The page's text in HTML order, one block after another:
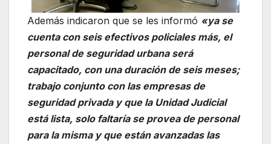
Además indicaron que se les informó «ya se
cuenta con seis efectivos policiales más, el
personal de seguridad urbana será
capacitado, con una duración de seis meses;
trabajo conjunto con las empresas de
seguridad privada y que la Unidad Judicial
está lista, solo faltaría se provea de personal
para la misma y que están avanzadas las